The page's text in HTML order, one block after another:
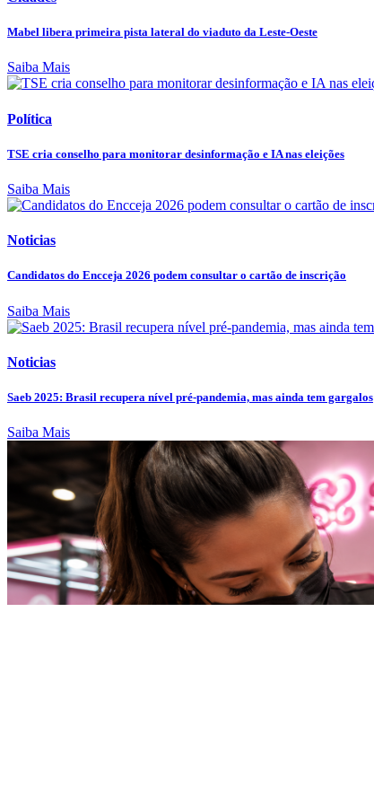
Mabel libera primeira pista lateral do viaduto da Leste-Oeste
Saiba Mais
Política
TSE cria conselho para monitorar desinformação e IA nas eleições
Saiba Mais
Noticias
Candidatos do Encceja 2026 podem consultar o cartão de inscrição
Saiba Mais
Noticias
Saeb 2025: Brasil recupera nível pré-pandemia, mas ainda tem gargalos
Saiba Mais